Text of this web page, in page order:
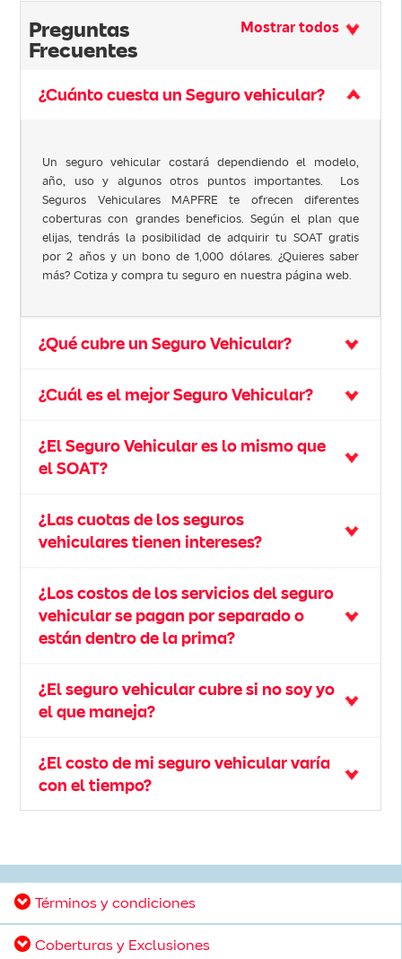
Preguntas
Frecuentes
Mostrar todos
¿Cuánto cuesta un Seguro vehicular?
Un seguro vehicular costará dependiendo el modelo,
año, uso y algunos otros puntos importantes. Los
Seguros Vehiculares MAPFRE te ofrecen diferentes
coberturas con grandes beneficios. Según el plan que
elijas, tendrás la posibilidad de adquirir tu SOAT gratis
por 2 años y un bono de 1,000 dólares. ¿Quieres saber
más? Cotiza y compra tu seguro en nuestra página web.
¿Qué cubre un Seguro Vehicular?
¿Cuál es el mejor Seguro Vehicular?
¿El Seguro Vehicular es lo mismo que
el SOAT?
¿Las cuotas de los seguros
vehiculares tienen intereses?
¿Los costos de los servicios del seguro
vehicular se pagan por separado o
están dentro de la prima?
¿El seguro vehicular cubre si no soy yo
el que maneja?
¿El costo de mi seguro vehicular varía
con el tiempo?
Términos y condiciones
Coberturas y Exclusiones